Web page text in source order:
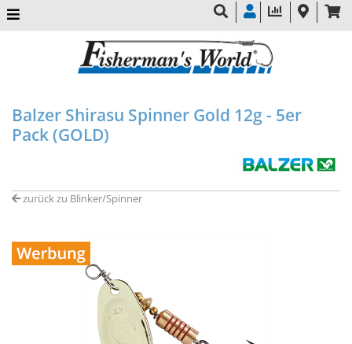
Balzer Shirasu Spinner Gold 12g - 5er
Pack (GOLD)
zurück zu Blinker/Spinner